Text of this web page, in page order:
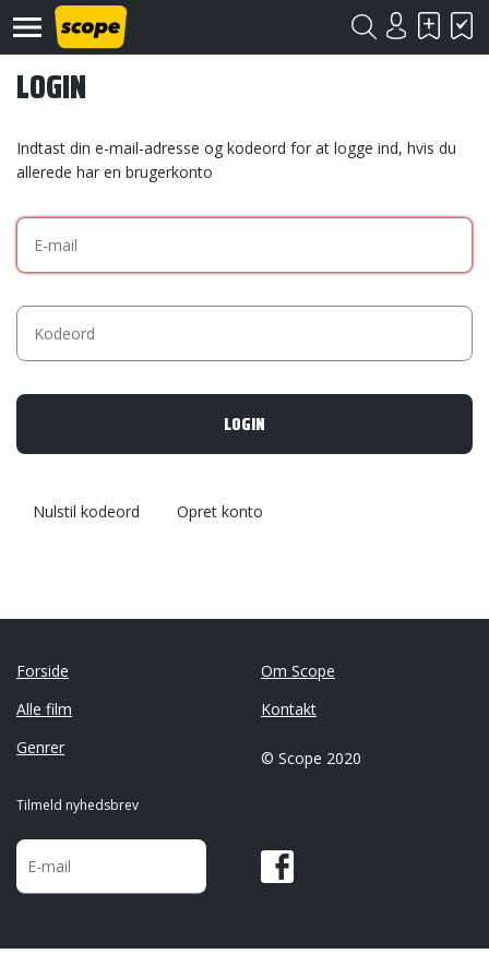
Kontakt
©
2020
LOGIN
Indtast din e-mail-adresse og kodeord for at logge ind, hvis du
allerede har en brugerkonto
Nulstil kodeord Opret konto
Forside
Alle film
Genrer
Om Scope
Kontakt
© Scope 2020
Tilmeld nyhedsbrev